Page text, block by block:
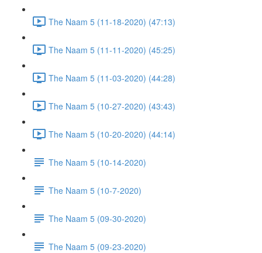
The Naam 5 (11-18-2020) (47:13)
The Naam 5 (11-11-2020) (45:25)
The Naam 5 (11-03-2020) (44:28)
The Naam 5 (10-27-2020) (43:43)
The Naam 5 (10-20-2020) (44:14)
The Naam 5 (10-14-2020)
The Naam 5 (10-7-2020)
The Naam 5 (09-30-2020)
The Naam 5 (09-23-2020)